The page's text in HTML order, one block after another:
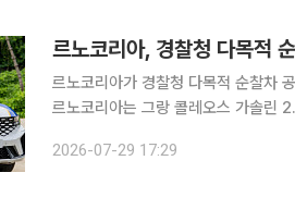
르노코리아, 경찰청 다목적
르노코리아가 경찰청 다목적 순찰차
르노코리아는 그랑 콜레오스 가솔린
2026-07-29 17:29